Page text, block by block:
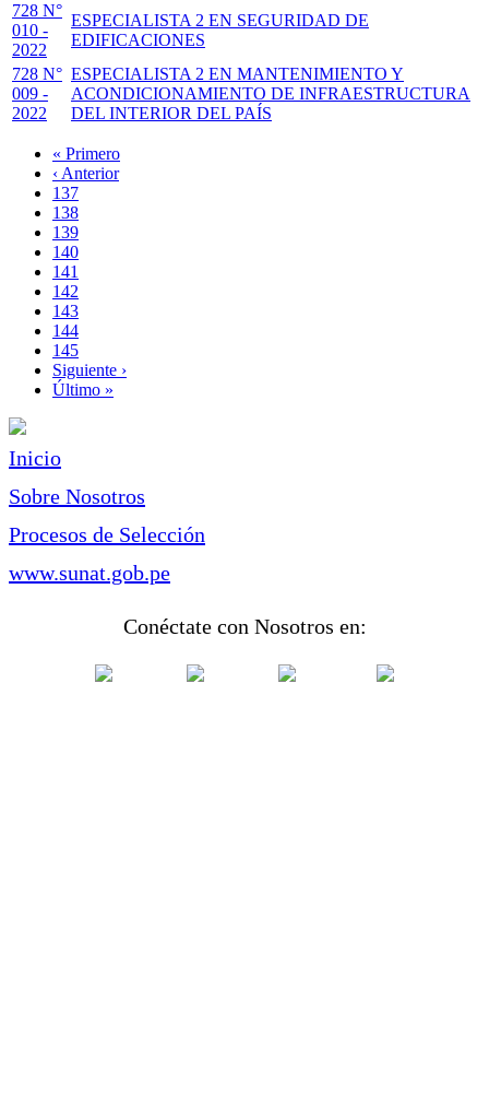
728 N°
010 -
2022
ESPECIALISTA 2 EN SEGURIDAD DE
EDIFICACIONES
728 N°
009 -
2022
ESPECIALISTA 2 EN MANTENIMIENTO Y
ACONDICIONAMIENTO DE INFRAESTRUCTURA
DEL INTERIOR DEL PAÍS
Paginación
Primera
página
« Primero
Página
anterior
‹ Anterior
Page
137
Page
138
Page
139
Page
140
Página
actual
141
Page
142
Page
143
Page
144
Page
145
Siguiente
página
Siguiente ›
Última
Último »
Inicio
Sobre Nosotros
Procesos de Selección
www.sunat.gob.pe
Conéctate con Nosotros en: